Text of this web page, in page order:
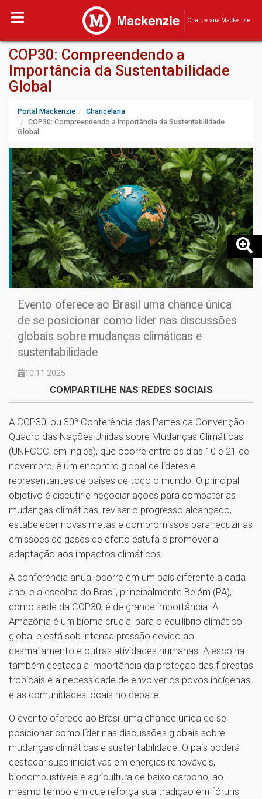
Chancelaria Mackenzie
COP30: Compreendendo a
Importância da Sustentabilidade
Global
Portal Mackenzie
Chancelaria
COP30: Compreendendo a Importância da Sustentabilidade
Global
Evento oferece ao Brasil uma chance única
de se posicionar como líder nas discussões
globais sobre mudanças climáticas e
sustentabilidade
10.11.2025
COMPARTILHE NAS REDES SOCIAIS
A COP30, ou 30ª Conferência das Partes da Convenção-
Quadro das Nações Unidas sobre Mudanças Climáticas
(UNFCCC, em inglês), que ocorre entre os dias 10 e 21 de
novembro, é um encontro global de líderes e
representantes de países de todo o mundo. O principal
objetivo é discutir e negociar ações para combater as
mudanças climáticas, revisar o progresso alcançado,
estabelecer novas metas e compromissos para reduzir as
emissões de gases de efeito estufa e promover a
adaptação aos impactos climáticos.
A conferência anual ocorre em um país diferente a cada
ano, e a escolha do Brasil, principalmente Belém (PA),
como sede da COP30, é de grande importância. A
Amazônia é um bioma crucial para o equilíbrio climático
global e está sob intensa pressão devido ao
desmatamento e outras atividades humanas. A escolha
também destaca a importância da proteção das florestas
tropicais e a necessidade de envolver os povos indígenas
e as comunidades locais no debate.
O evento oferece ao Brasil uma chance única de se
posicionar como líder nas discussões globais sobre
mudanças climáticas e sustentabilidade. O país poderá
destacar suas iniciativas em energias renováveis,
biocombustíveis e agricultura de baixo carbono, ao
mesmo tempo em que reforça sua tradição em fóruns